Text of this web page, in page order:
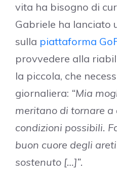
vita ha bisogno di
Gabriele ha lanciato
sulla piattaforma
provvedere alla
la piccola, che
giornaliera: “Mia
meritano di tornare
condizioni possibili.
buon cuore degli
sostenuto […]”.